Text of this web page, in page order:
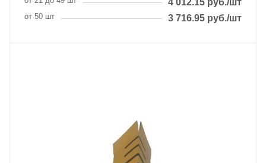
4 012.15 руб./шт
от 50 шт 3 716.95 руб./шт